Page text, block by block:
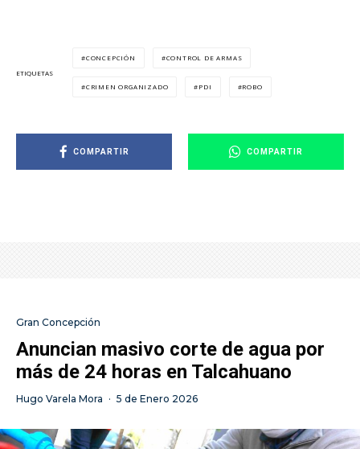
ETIQUETAS
CONCEPCIÓN CONTROL DE ARMAS
CRIMEN ORGANIZADO PDI ROBO
COMPARTIR COMPARTIR
Gran Concepción
Anuncian masivo corte de agua por
más de 24 horas en Talcahuano
Hugo Varela Mora · 5 de Enero 2026